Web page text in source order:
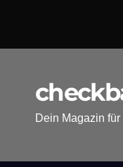
Dein Magazin